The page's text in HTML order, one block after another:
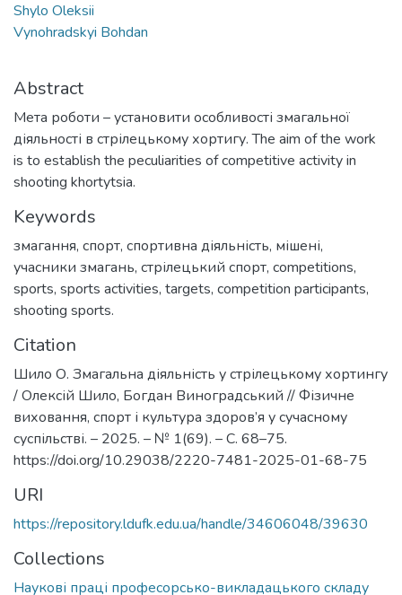
Shylo Oleksii
Vynohradskyi Bohdan
Abstract
Мета роботи – установити особливості змагальної
діяльності в стрілецькому хортигу. The aim of the work
is to establish the peculiarities of competitive activity in
shooting khortytsia.
Keywords
змагання, спорт, спортивна діяльність, мішені,
учасники змагань, стрілецький спорт, competitions,
sports, sports activities, targets, competition participants,
shooting sports.
Citation
Шило О. Змагальна діяльність у стрілецькому хортингу
/ Олексій Шило, Богдан Виноградський // Фізичне
виховання, спорт і культура здоров’я у сучасному
суспільстві. – 2025. – № 1(69). – С. 68–75.
https://doi.org/10.29038/2220-7481-2025-01-68-75
URI
https://repository.ldufk.edu.ua/handle/34606048/39630
Collections
Наукові праці професорсько-викладацького складу